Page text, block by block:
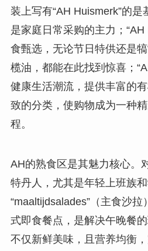
装上写有“AH Huismerk”的是
是家庭日常采购的主力；
食甄选，无论节日特供还是
榄油，都能在此找到惊喜；
健康生活潮流，提供丰富的
致的分类，使购物成为一种
程。
AH的熟食区是其魅力核心。
特丹人，尤其是年轻上班族
“maaltijdsalades”（主食沙
式即食餐点，是解决午晚餐
不仅新鲜美味，且营养均衡